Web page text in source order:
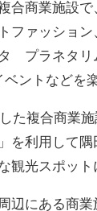
合商業施設
ファッショ
プラネタ
ントなどを
た複合商業
を利用して
観光スポット
にある商業